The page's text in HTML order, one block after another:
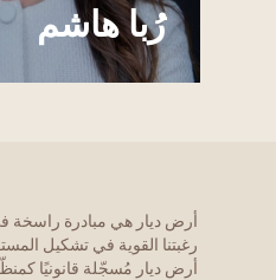
رُبا هاشم
أرض ديار هي مبادرة راسخة
رغبتنا القوية في تشكيل
أرض ديار مُسجّلة قانونيًا